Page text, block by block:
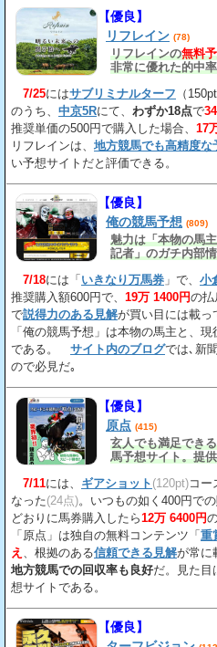
【優良】
リフレイン (78)
リフレインの無料
非常に優れた的中
7/25にはサブリミナルターフ （
のうち、 中京5Rにて、 わずか18点で
推奨単価の500円で購入した場合、 17
リフレインは、 地方競馬でも高精度な
い予想サイトだと評価できる。
【優良】
俺の競馬予想 (809)
魅力は「本物の馬
記者」のガチ内部
7/18には「 いきなり万馬券 」で、 小
推奨購入額600円で、 19万 1400円の払
で説得力のある見解が買い目には載っ
「俺の競馬予想」は本物の馬主と、
である。 サイト内のブログでは､新
ので必見だ｡
【優良】
原点 (415)
玄人でも満足でき
馬予想サイト。提
7/11には、 ギアショット (120pt)コー
なった(24点)。いつもの如く400円で
どおりに馬券購入したら12万 6400円
「原点」は独自の無料コンテンツ「 重
え 、根拠のある信頼できる見解が常に
地方競馬での回収率も良好だ。見た目
想サイトである。
【優良】